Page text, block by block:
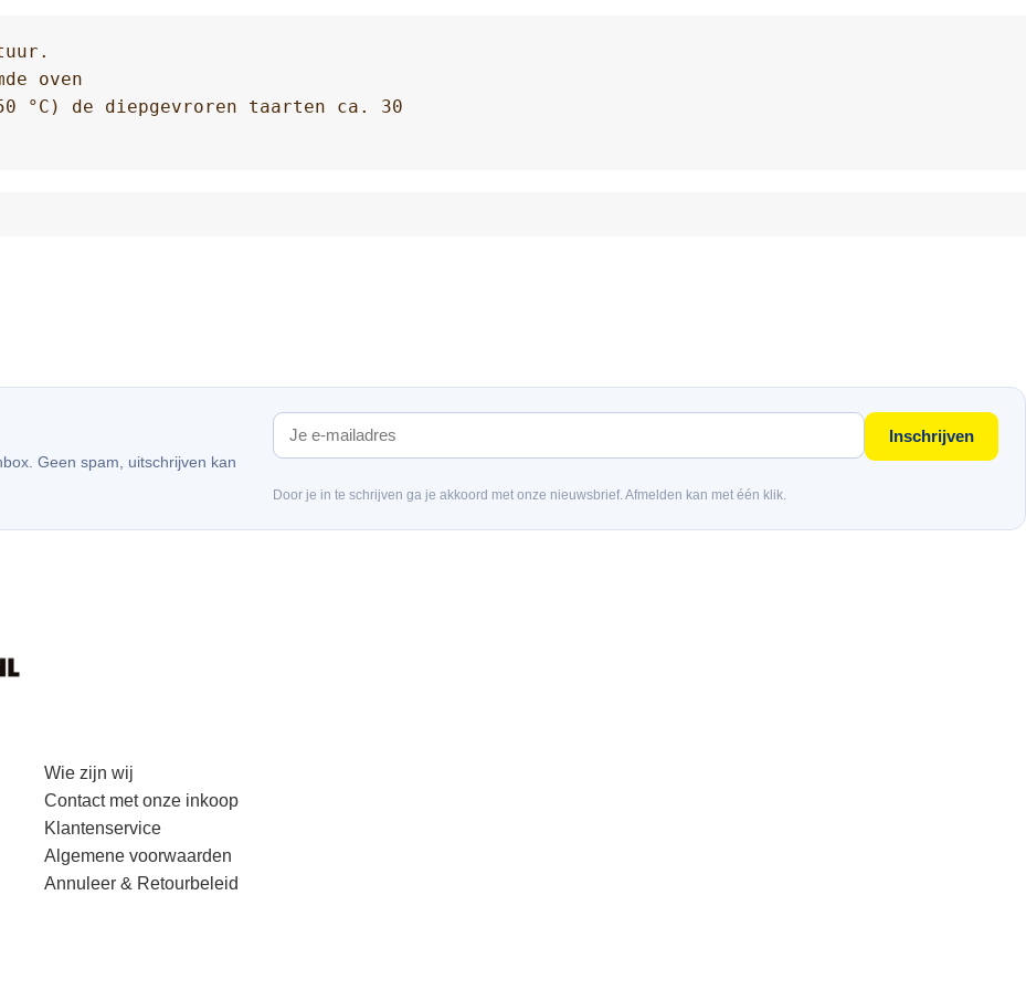
oven
°C) de diepgevroren taarten ca. 30
Geen spam, uitschrijven kan
Inschrijven
Door je in te schrijven ga je akkoord met onze nieuwsbrief. Afmelden kan met één klik.
Wie zijn wij
Contact met onze inkoop
Klantenservice
Algemene voorwaarden
Annuleer & Retourbeleid